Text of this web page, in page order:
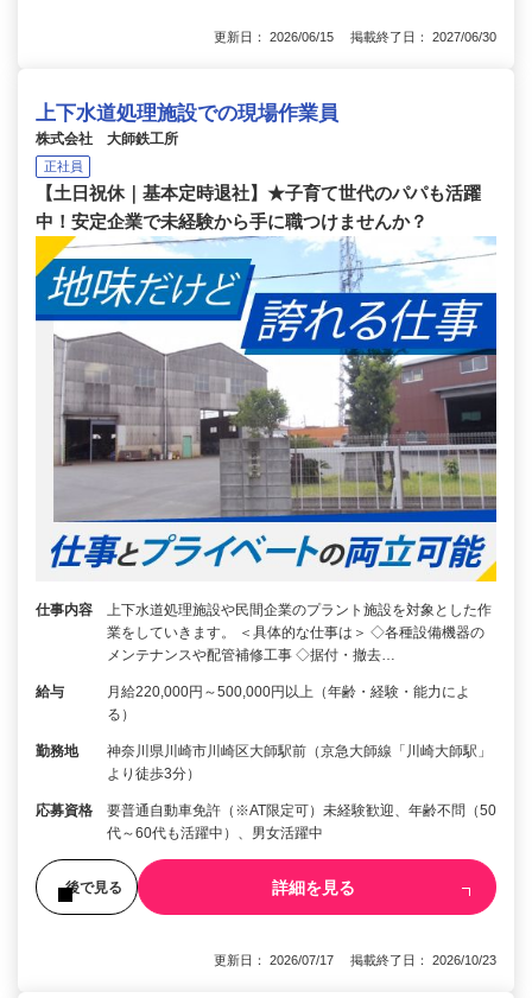
更新日： 2026/06/15 掲載終了日： 2027/06/30
上下水道処理施設での現場作業員
株式会社 大師鉄工所
正社員
【土日祝休｜基本定時退社】★子育て世代のパパも活躍
中！安定企業で未経験から手に職つけませんか？
仕事内容
上下水道処理施設や民間企業のプラント施設を対象とした作
業をしていきます。 ＜具体的な仕事は＞ ◇各種設備機器の
メンテナンスや配管補修工事 ◇据付・撤去…
給与
月給220,000円～500,000円以上（年齢・経験・能力によ
る）
勤務地
神奈川県川崎市川崎区大師駅前（京急大師線「川崎大師駅」
より徒歩3分）
応募資格
要普通自動車免許（※AT限定可）未経験歓迎、年齢不問（50
代～60代も活躍中）、男女活躍中
後で見る 詳細を見る
更新日： 2026/07/17 掲載終了日： 2026/10/23